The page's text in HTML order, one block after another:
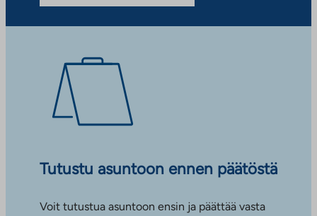
Tutustu asuntoon ennen päätöstä
Voit tutustua asuntoon ensin ja päättää vasta